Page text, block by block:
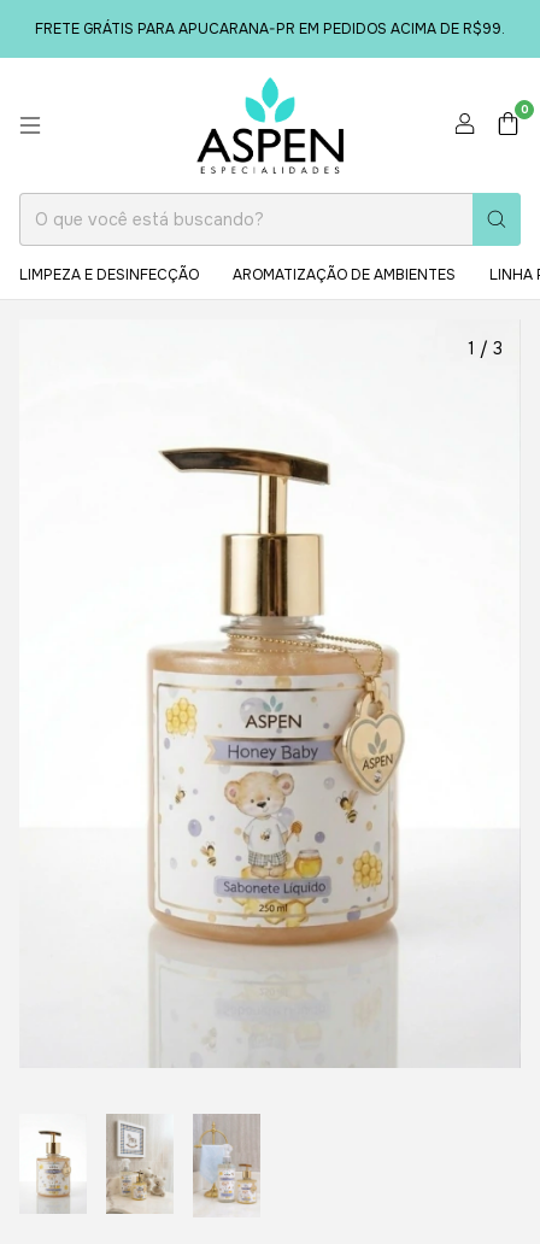
FRETE GRÁTIS PARA APUCARANA-PR EM PEDIDOS ACIMA DE R$99.
0
LIMPEZA E DESINFECÇÃO AROMATIZAÇÃO DE AMBIENTES LINHA
1 / 3